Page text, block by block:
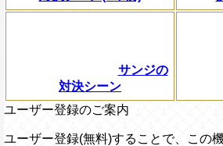
サンジの
対決シーン
ユーザー登録のご案内
ユーザー登録(無料)することで、この